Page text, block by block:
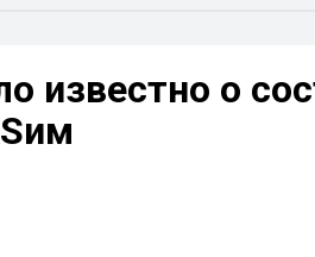
известно о